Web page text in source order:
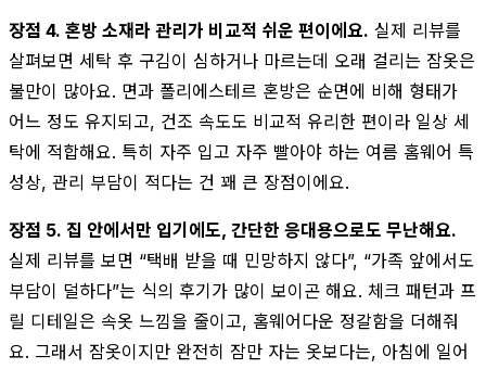
장점 4. 혼방 소재라 관리가 비교적 쉬운 편이에요. 실제 리뷰를
살펴보면 세탁 후 구김이 심하거나 마르는데 오래 걸리는 잠옷은
불만이 많아요. 면과 폴리에스테르 혼방은 순면에 비해 형태가
어느 정도 유지되고, 건조 속도도 비교적 유리한 편이라 일상 세
탁에 적합해요. 특히 자주 입고 자주 빨아야 하는 여름 홈웨어 특
성상, 관리 부담이 적다는 건 꽤 큰 장점이에요.
장점 5. 집 안에서만 입기에도, 간단한 응대용으로도 무난해요.
실제 리뷰를 보면 “택배 받을 때 민망하지 않다”, “가족 앞에서도
부담이 덜하다”는 식의 후기가 많이 보이곤 해요. 체크 패턴과 프
릴 디테일은 속옷 느낌을 줄이고, 홈웨어다운 정갈함을 더해줘
요. 그래서 잠옷이지만 완전히 잠만 자는 옷보다는, 아침에 일어